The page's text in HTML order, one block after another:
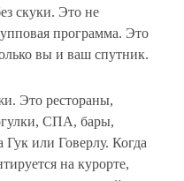
скуки. Это не
программа. Это
вы и ваш спутник.
Это рестораны,
СПА, бары,
или Говерлу. Когда
на курорте,